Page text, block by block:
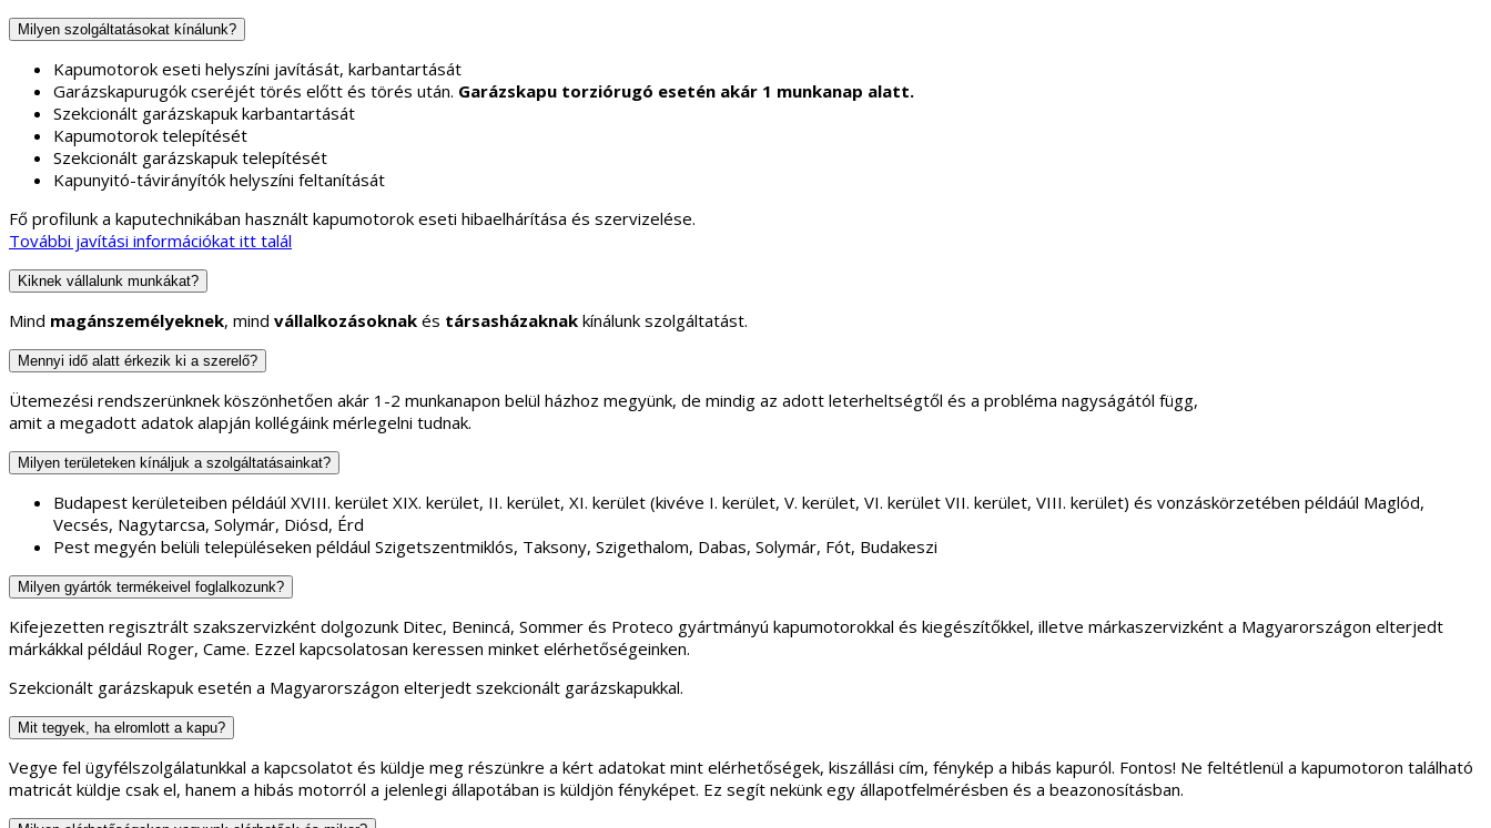
Milyen szolgáltatásokat kínálunk?
Kapumotorok eseti helyszíni javítását, karbantartását
Garázskapurugók cseréjét törés előtt és törés után. Garázskapu torziórugó esetén akár 1 munkanap alatt.
Szekcionált garázskapuk karbantartását
Kapumotorok telepítését
Szekcionált garázskapuk telepítését
Kapunyitó-távirányítók helyszíni feltanítását
Fő profilunk a kaputechnikában használt kapumotorok eseti hibaelhárítása és szervizelése.
További javítási információkat itt talál
Kiknek vállalunk munkákat?
Mind magánszemélyeknek, mind vállalkozásoknak és társasházaknak kínálunk szolgáltatást.
Mennyi idő alatt érkezik ki a szerelő?
Ütemezési rendszerünknek köszönhetően akár 1-2 munkanapon belül házhoz megyünk, de mindig az adott leterheltségtől és a probléma nagyságától függ,
amit a megadott adatok alapján kollégáink mérlegelni tudnak.
Milyen területeken kínáljuk a szolgáltatásainkat?
Budapest kerületeiben példáúl XVIII. kerület XIX. kerület, II. kerület, XI. kerület (kivéve I. kerület, V. kerület, VI. kerület VII. kerület, VIII. kerület) és vonzáskörzetében példáúl Maglód,
Vecsés, Nagytarcsa, Solymár, Diósd, Érd
Pest megyén belüli településeken például Szigetszentmiklós, Taksony, Szigethalom, Dabas, Solymár, Fót, Budakeszi
Milyen gyártók termékeivel foglalkozunk?
Kifejezetten regisztrált szakszervizként dolgozunk Ditec, Benincá, Sommer és Proteco gyártmányú kapumotorokkal és kiegészítőkkel, illetve márkaszervizként a Magyarországon elterjedt
márkákkal például Roger, Came. Ezzel kapcsolatosan keressen minket elérhetőségeinken.
Szekcionált garázskapuk esetén a Magyarországon elterjedt szekcionált garázskapukkal.
Mit tegyek, ha elromlott a kapu?
Vegye fel ügyfélszolgálatunkkal a kapcsolatot és küldje meg részünkre a kért adatokat mint elérhetőségek, kiszállási cím, fénykép a hibás kapuról. Fontos! Ne feltétlenül a kapumotoron található
matricát küldje csak el, hanem a hibás motorról a jelenlegi állapotában is küldjön fényképet. Ez segít nekünk egy állapotfelmérésben és a beazonosításban.